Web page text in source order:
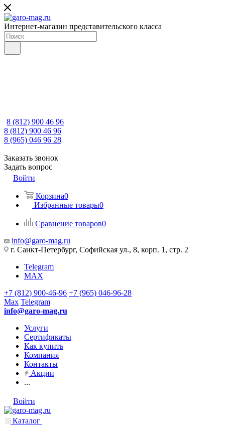
Интернет-магазин представительского класса
8 (812) 900 46 96
8 (812) 900 46 96
8 (965) 046 96 28
Заказать звонок
Задать вопрос
Войти
Корзина0
Избранные товары0
Сравнение товаров0
info@garo-mag.ru
г. Санкт-Петербург, Софийская ул., 8, корп. 1, стр. 2
Telegram
MAX
+7 (812) 900-46-96 +7 (965) 046-96-28
Max Telegram
info@garo-mag.ru
Услуги
Сертификаты
Как купить
Компания
Контакты
Акции
...
Войти
Каталог